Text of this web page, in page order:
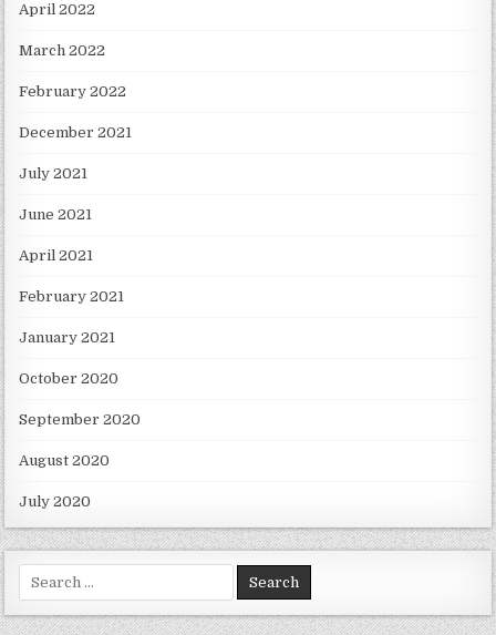
April 2022
March 2022
February 2022
December 2021
July 2021
June 2021
April 2021
February 2021
January 2021
October 2020
September 2020
August 2020
July 2020
Search for: